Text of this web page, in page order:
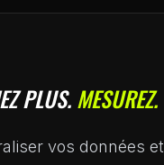
PLUS.MESUREZ.
vos données et